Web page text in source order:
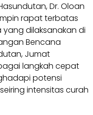
Dr. Oloan
rapat terbatas
dilaksanakan di
Bencana
Jumat
langkah cepat
potensi
intensitas curah